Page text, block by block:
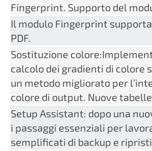
Fingerprint. Supporto del
Il modulo Fingerprint
PDF.
Sostituzione
calcolo dei gradienti di colore
un metodo migliorato per
colore di output. Nuove
Setup Assistant: dopo una
i passaggi essenziali per
semplificati di backup e